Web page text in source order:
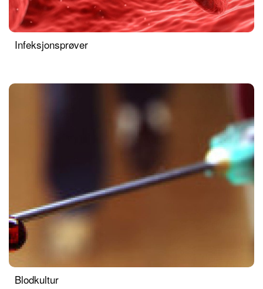
Infeksjonsprøver
Blodkultur